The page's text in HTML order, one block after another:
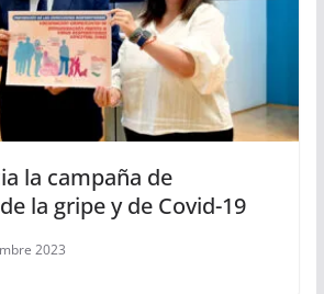
la campaña de
la gripe y de Covid-19
2023